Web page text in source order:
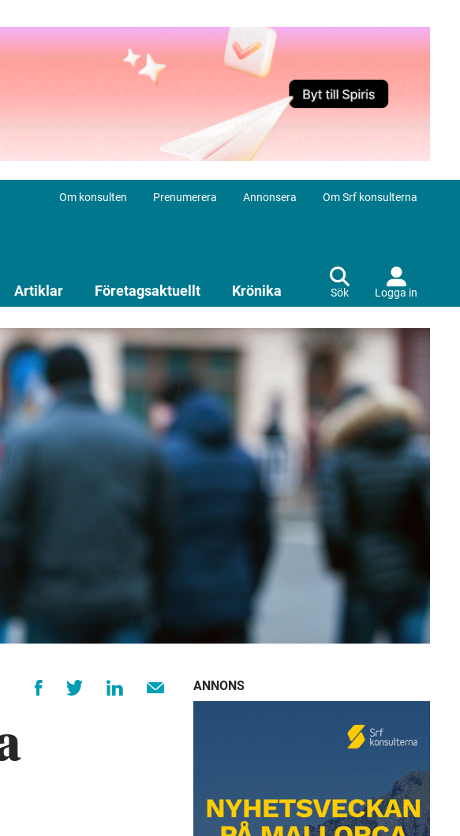
Om konsulten Prenumerera Annonsera Om Srf konsulterna
Artiklar Företagsaktuellt Krönika Sök Logga in
ANNONS